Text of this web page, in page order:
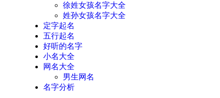
徐姓女孩名字大全
姓孙女孩名字大全
定字起名
五行起名
好听的名字
小名大全
网名大全
男生网名
名字分析